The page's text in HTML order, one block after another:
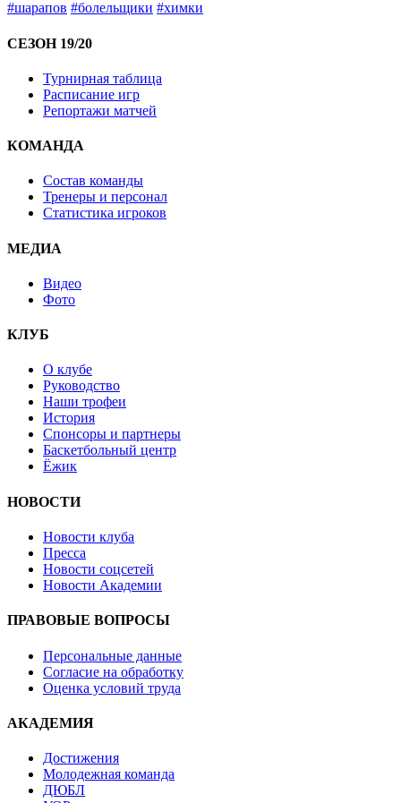
#шарапов #болельщики #химки
СЕЗОН 19/20
Турнирная таблица
Расписание игр
Репортажи матчей
КОМАНДА
Состав команды
Тренеры и персонал
Статистика игроков
МЕДИА
Видео
Фото
КЛУБ
О клубе
Руководство
Наши трофеи
История
Спонсоры и партнеры
Баскетбольный центр
Ёжик
НОВОСТИ
Новости клуба
Пресса
Новости соцсетей
Новости Академии
ПРАВОВЫЕ ВОПРОСЫ
Персональные данные
Согласие на обработку
Оценка условий труда
АКАДЕМИЯ
Достижения
Молодежная команда
ДЮБЛ